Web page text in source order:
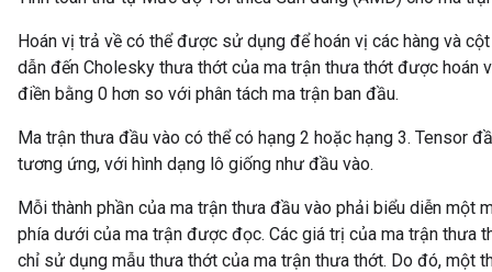
Hoán vị trả về có thể được sử dụng để hoán vị các hàng và
dẫn đến Cholesky thưa thớt của ma trận thưa thớt được hoán
điền bằng 0 hơn so với phân tách ma trận ban đầu.
Ma trận thưa đầu vào có thể có hạng 2 hoặc hạng 3. Tensor
tương ứng, với hình dạng lô giống như đầu vào.
Mỗi thành phần của ma trận thưa đầu vào phải biểu diễn một
phía dưới của ma trận được đọc. Các giá trị của ma trận thưa
chỉ sử dụng mẫu thưa thớt của ma trận thưa thớt. Do đó, một